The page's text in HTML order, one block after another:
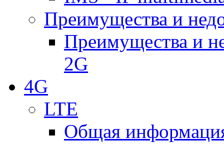
Преимущества и
Преимущества и
2G
4G
LTE
Общая